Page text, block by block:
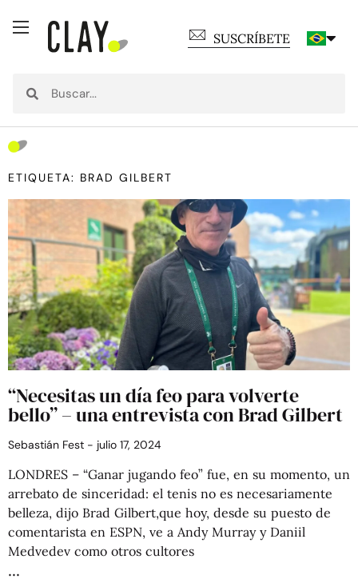
SUSCRÍBETE
ETIQUETA: BRAD GILBERT
“Necesitas un día feo para volverte
bello” – una entrevista con Brad Gilbert
Sebastián Fest julio 17, 2024
LONDRES – “Ganar jugando feo” fue, en su momento, un
arrebato de sinceridad: el tenis no es necesariamente
belleza, dijo Brad Gilbert,que hoy, desde su puesto de
comentarista en ESPN, ve a Andy Murray y Daniil
Medvedev como otros cultores